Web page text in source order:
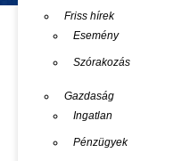
Friss hírek
Esemény
Szórakozás
Gazdaság
Ingatlan
Pénzügyek